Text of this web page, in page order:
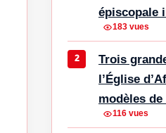
épiscopale
183 vues
Trois
l’Église
modèles
116 vues